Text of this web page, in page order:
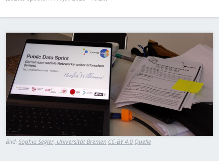
Bild
Bild:Sophia Segler, Universität Bremen CC-BY 4.0 Quelle